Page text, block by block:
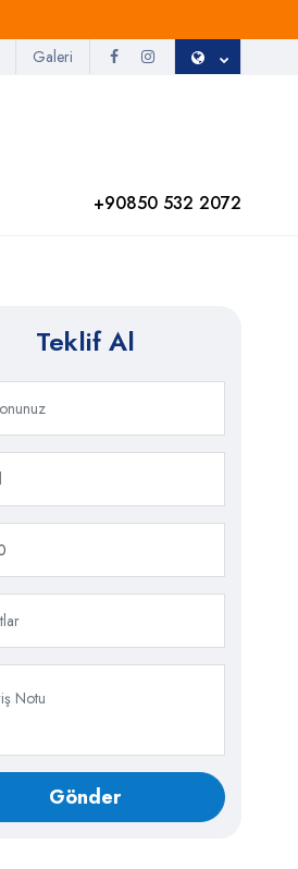
Galeri
+90850 532 2072
Teklif Al